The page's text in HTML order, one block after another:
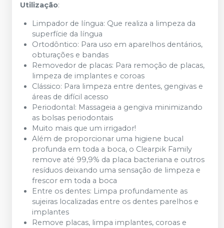
Utilização:
Limpador de língua: Que realiza a limpeza da
superfície da língua
Ortodôntico: Para uso em aparelhos dentários,
obturações e bandas
Removedor de placas: Para remoção de placas,
limpeza de implantes e coroas
Clássico: Para limpeza entre dentes, gengivas e
áreas de difícil acesso
Periodontal: Massageia a gengiva minimizando
as bolsas periodontais
Muito mais que um irrigador!
Além de proporcionar uma higiene bucal
profunda em toda a boca, o Clearpik Family
remove até 99,9% da placa bacteriana e outros
resíduos deixando uma sensação de limpeza e
frescor em toda a boca
Entre os dentes: Limpa profundamente as
sujeiras localizadas entre os dentes parelhos e
implantes
Remove placas, limpa implantes, coroas e